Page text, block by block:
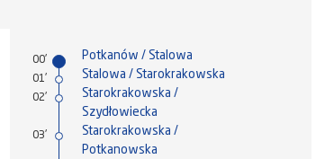
00' Potkanów / Stalowa
01' Stalowa / Starokrakowska
02'
Starokrakowska /
Szydłowiecka
03'
Starokrakowska /
Potkanowska